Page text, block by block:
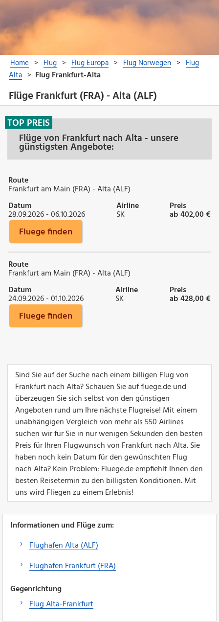
Flüge Frankfurt (FRA) - Alta (ALF)
Flüge von Frankfurt nach Alta - unsere
günstigsten Angebote:
TOP PREIS
Route
Frankfurt am Main (FRA) - Alta (ALF)
Datum
28.09.2026 - 06.10.2026
Airline
SK
Preis
ab 402,00 €
Fluege finden
Route
Frankfurt am Main (FRA) - Alta (ALF)
Datum
24.09.2026 - 01.10.2026
Airline
SK
Preis
ab 428,00 €
Fluege finden
Sind Sie auf der Suche nach einem billigen Flug von
Frankfurt nach Alta? Schauen Sie auf fluege.de und
überzeugen Sie sich selbst von den günstigen
Angeboten rund um Ihre nächste Flugreise! Mit einem
unabhängigen Vergleich von mehr als 550 Airlines
suchen wir für Sie in nur wenigen Sekunden den besten
Preis für Ihren Flugwunsch von Frankfurt nach Alta. Sie
haben noch kein Datum für den gewünschten Flug
nach Alta? Kein Problem: Fluege.de empfiehlt Ihnen den
besten Reisetermin zu den billigsten Konditionen. Mit
uns wird Fliegen zu einem Erlebnis!
Informationen und Flüge zum:
Flughafen Alta (ALF)
Flughafen Frankfurt (FRA)
Gegenrichtung
Flug Alta-Frankfurt